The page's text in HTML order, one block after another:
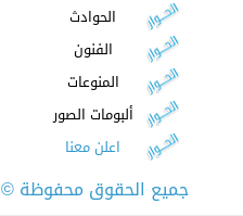
الحوادث
الفنون
المنوعات
ألبومات الصور
اعلن معنا
جميع الحقوق محفوظة©